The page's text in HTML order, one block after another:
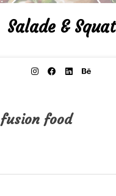
Salade & Squat
fusion food